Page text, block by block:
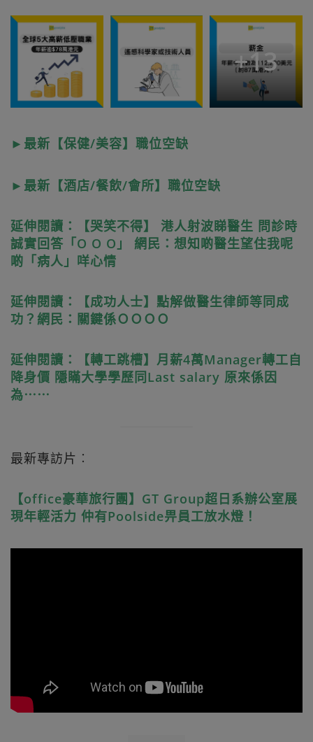
+13
►最新【保健/美容】職位空缺
►最新【酒店/餐飲/會所】職位空缺
延伸閱讀：【哭笑不得】 港人射波睇醫生 問診時
誠實回答「O O O」 網民：想知啲醫生望住我呢
啲「病人」咩心情
延伸閱讀：【成功人士】點解做醫生律師等同成
功？網民：關鍵係ＯＯＯＯ
延伸閱讀：【轉工跳槽】月薪4萬Manager轉工自
降身價 隱瞞大學學歷同Last salary 原來係因
為⋯⋯
最新專訪片︰
【office豪華旅行團】GT Group超日系辦公室展
現年輕活力 仲有Poolside畀員工放水燈！